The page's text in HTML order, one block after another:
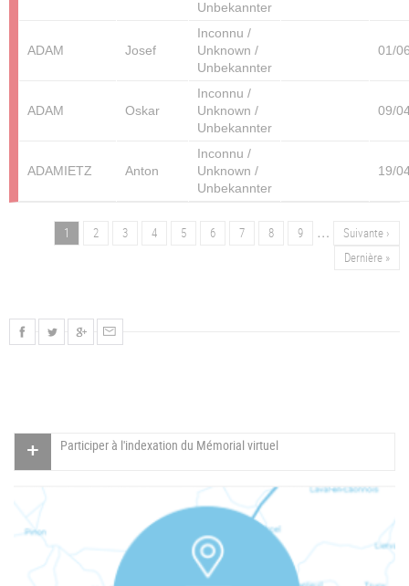
Unbekannter
ADAM Josef
Inconnu /
Unknown /
Unbekannter
01/
ADAM Oskar
Inconnu /
Unknown /
Unbekannter
09/
ADAMIETZ Anton
Inconnu /
Unknown /
Unbekannter
19/
PaginationPage
1 Page
2 Page
3 Page
4 Page
5 Page
6 Page
7 Page
8 Page
9 …
Page
Suivante ›
Dernière
Dernière »
Participer à l'indexation du Mémorial virtuel